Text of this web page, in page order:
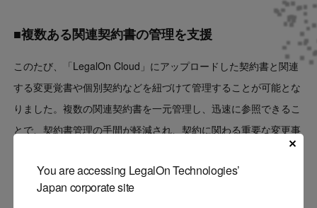
You are accessing LegalOn Technologies’
Japan corporate site
■複数ある関連契約書の管理を支援
このたび、「LegalOn Cloud」にアップロードした契約書と関連
する変更覚書や個別契約などを紐づけて管理することが可能とな
りました。複数の関連契約書を一元管理し、迅速に参照できるこ
とで、契約書管理の手間が軽減され、契約に関わる重要な変更事
複数の関連する契約書を管理する際、その契約書の数が膨大だっ